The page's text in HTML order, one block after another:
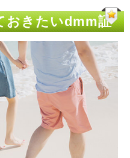
おきたいdmm証